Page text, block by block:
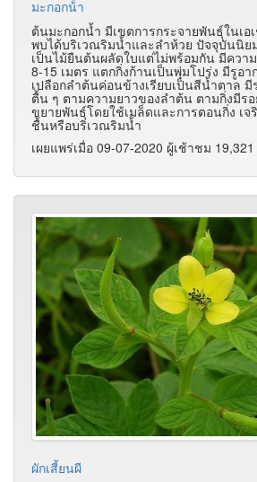
มะกอกน้ํา
ต้นมะกอกน้ำ มีเขตการกระจายพันธุ์ในเอ
พบได้บริเวณริมน้ำและลำห้วย ปัจจุบันนิย
เป็นไม้ยืนต้นผลัดใบแต่ไม่พร้อมกัน มีคว
8-15 เมตร แตกกิ่งก้านเป็นพุ่มโปร่ง มีรูอ
เปลือกลำต้นค่อนข้างเรียบเป็นสีน้ำตาล มี
ตื้น ๆ ตามความยาวของลำต้น ตามกิ่งมีร
ขยายพันธุ์โดยใช้เมล็ดและการตอนกิ่ง เ
ชื้นหรือบริเวณริมน้ำ
เผยแพร่เมื่อ 09-07-2020 ผู้เช้าชม 19,321
ผักเสี้ยนผี